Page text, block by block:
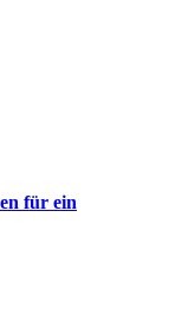
für ein